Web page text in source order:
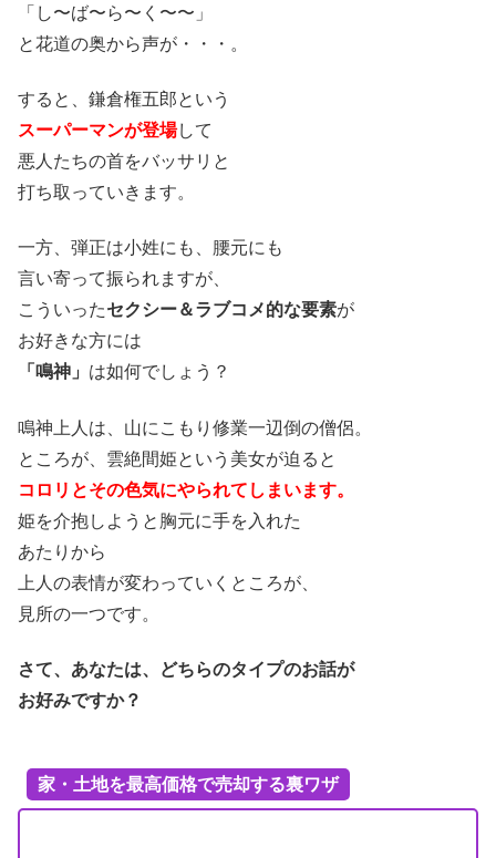
「し〜ば〜ら〜く〜〜」
と花道の奥から声が・・・。
すると、鎌倉権五郎という
スーパーマンが登場して
悪人たちの首をバッサリと
打ち取っていきます。
一方、弾正は小姓にも、腰元にも
言い寄って振られますが、
こういったセクシー＆ラブコメ的な要素が
お好きな方には
「鳴神」 は如何でしょう？
鳴神上人は、山にこもり修業一辺倒の僧侶。
ところが、雲絶間姫という美女が迫ると
コロリとその色気にやられてしまいます。
姫を介抱しようと胸元に手を入れた
あたりから
上人の表情が変わっていくところが、
見所の一つです。
さて、あなたは、どちらのタイプのお話が
お好みですか？
家・土地を最高価格で売却する裏ワザ